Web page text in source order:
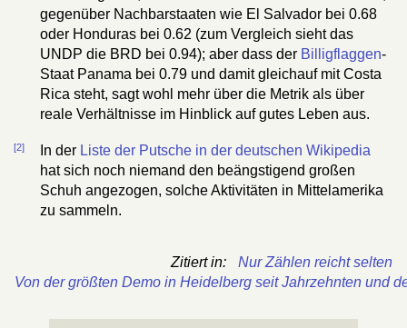
gegenüber Nachbarstaaten wie El Salvador bei 0.68
oder Honduras bei 0.62 (zum Vergleich sieht das
UNDP die BRD bei 0.94); aber dass der Billigflaggen-
Staat Panama bei 0.79 und damit gleichauf mit Costa
Rica steht, sagt wohl mehr über die Metrik als über
reale Verhältnisse im Hinblick auf gutes Leben aus.
[2] In der Liste der Putsche in der deutschen Wikipedia
hat sich noch niemand den beängstigend großen
Schuh angezogen, solche Aktivitäten in Mittelamerika
zu sammeln.
Zitiert in:
Nur Zählen reicht selten
Von der größten Demo in Heidelberg seit Jahrzehnten und